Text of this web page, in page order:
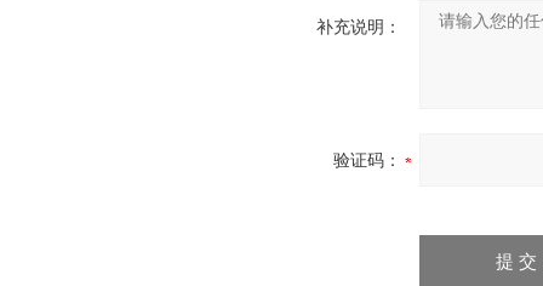
补充说明：
验证码：